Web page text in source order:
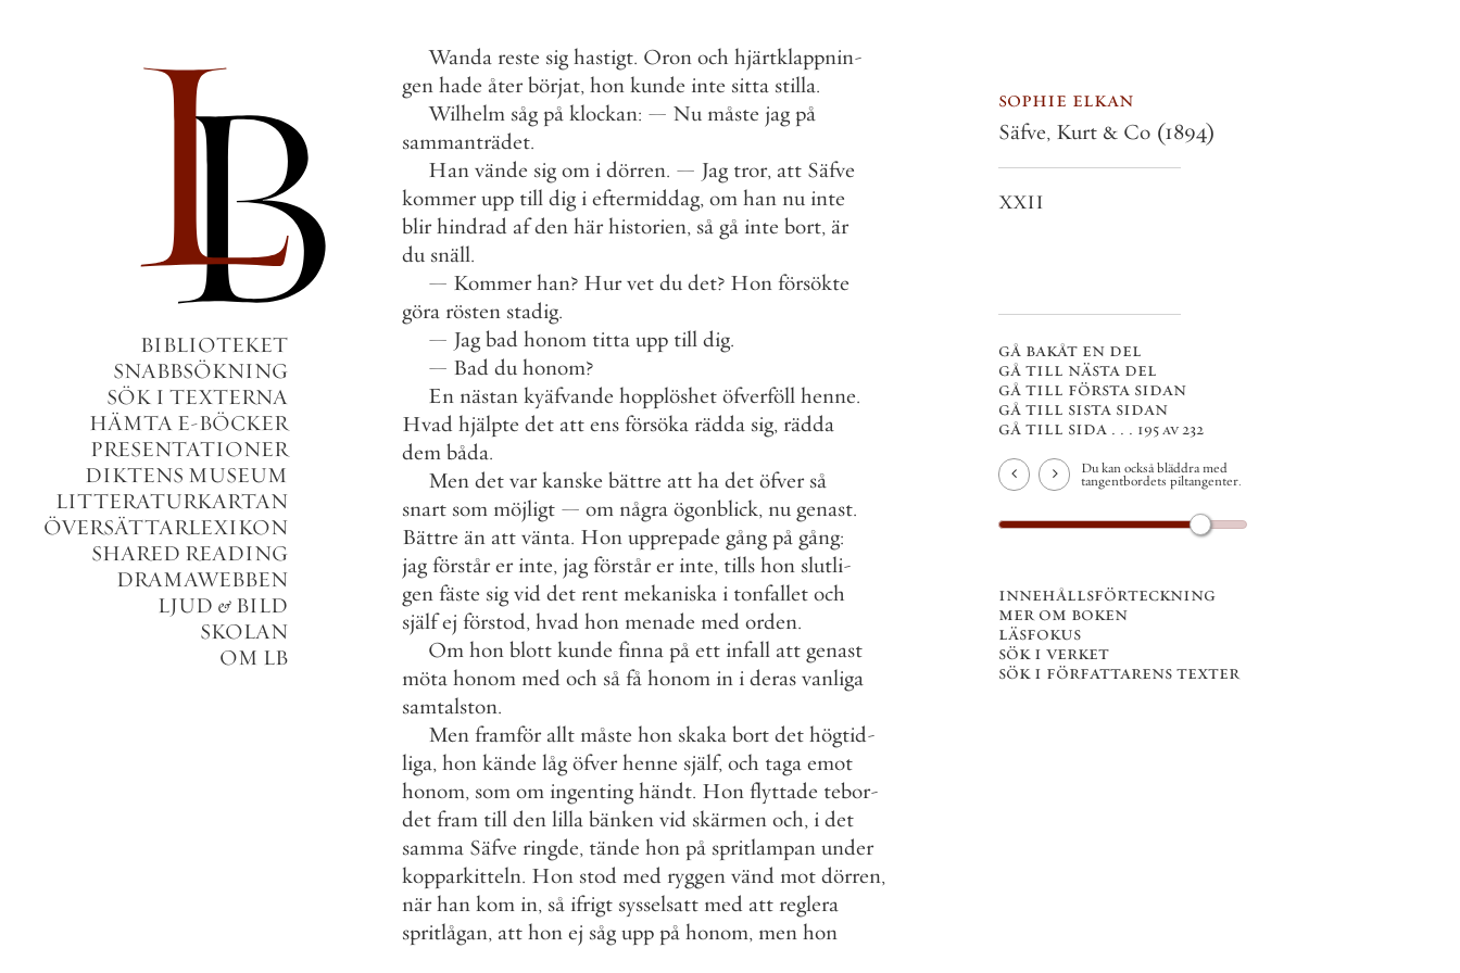
BIBLIOTEKET
SNABBSÖKNING
SÖK I TEXTERNA
HÄMTA E-BÖCKER
PRESENTATIONER
DIKTENS MUSEUM
LITTERATURKARTAN
ÖVERSÄTTARLEXIKON
SHARED READING
DRAMAWEBBEN
LJUD & BILD
SKOLAN
OM LB
Wanda reste sig hastigt. Oron och hjärtklappnin-
gen hade åter börjat, hon kunde inte sitta stilla.
Wilhelm såg på klockan: — Nu måste jag på
sammanträdet.
Han vände sig om i dörren. — Jag tror, att Säfve
kommer upp till dig i eftermiddag, om han nu inte
blir hindrad af den här historien, så gå inte bort, är
du snäll.
— Kommer han? Hur vet du det? Hon försökte
göra rösten stadig.
— Jag bad honom titta upp till dig.
— Bad du honom?
En nästan kyäfvande hopplöshet öfverföll henne.
Hvad hjälpte det att ens försöka rädda sig, rädda
dem båda.
Men det var kanske bättre att ha det öfver så
snart som möjligt — om några ögonblick, nu genast.
Bättre än att vänta. Hon upprepade gång på gång:
jag förstår er inte, jag förstår er inte, tills hon slutli-
gen fäste sig vid det rent mekaniska i tonfallet och
själf ej förstod, hvad hon menade med orden.
Om hon blott kunde finna på ett infall att genast
möta honom med och så få honom in i deras vanliga
samtalston.
Men framför allt måste hon skaka bort det högtid-
liga, hon kände låg öfver henne själf, och taga emot
honom, som om ingenting händt. Hon flyttade tebor-
det fram till den lilla bänken vid skärmen och, i det
samma Säfve ringde, tände hon på spritlampan under
kopparkitteln. Hon stod med ryggen vänd mot dörren,
när han kom in, så ifrigt sysselsatt med att reglera
spritlågan, att hon ej såg upp på honom, men hon
sophie elkan
Säfve, Kurt & Co (1894)
XXII
gå bakåt en del
gå till nästa del
gå till första sidan
gå till sista sidan
gå till sida . . . 195 av 232
Du kan också bläddra med
tangentbordets piltangenter.
innehållsförteckning
mer om boken
läsfokus
sök i verket
sök i författarens texter